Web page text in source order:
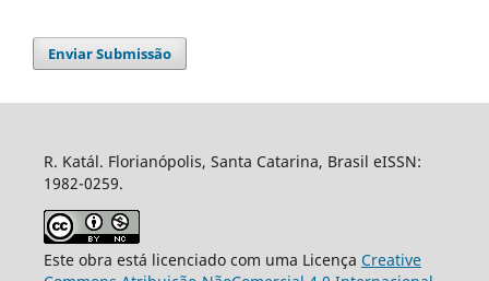
Enviar Submissão
R. Katál. Florianópolis, Santa Catarina, Brasil eISSN:
1982-0259.
Este obra está licenciado com uma Licença Creative